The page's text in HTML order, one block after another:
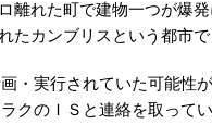
れた町で建物一つが爆発
たカンブリスという都市
実行されていた可能性が
クのＩＳと連絡を取って